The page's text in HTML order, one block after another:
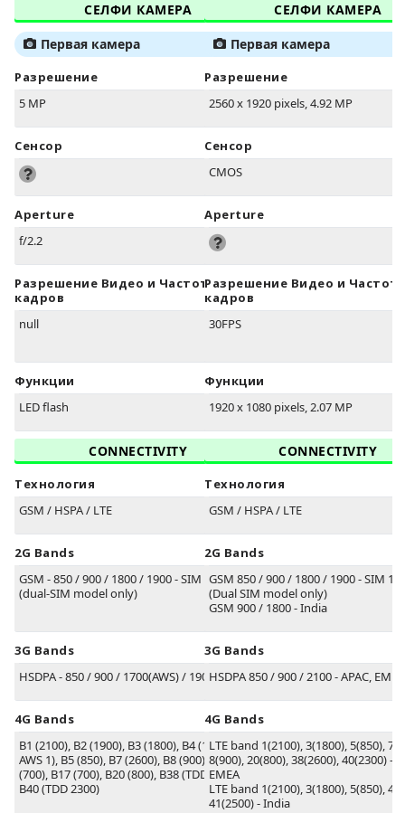
СЕЛФИ КАМЕРА
Первая камера
Разрешение
5 MP
Сенсор
Aperture
f/2.2
Разрешение Видео и Частота
кадров
null
Функции
LED flash
CONNECTIVITY
Технология
GSM / HSPA / LTE
2G Bands
GSM - 850 / 900 / 1800 / 1900 - SIM 1 & SIM 2
(dual-SIM model only)
3G Bands
HSDPA - 850 / 900 / 1700(AWS) / 1900 / 2100
4G Bands
B1 (2100), B2(1900), B3(1800), B4(1700/2100
AWS 1), B5(850), B7(2600), B8(900) , B12
(700), B17(700), B20(800), B38(TDD 2600)
B40(TDD 2300)
СЕЛФИ КАМЕРА
Первая камера
Разрешение
2560 x 1920 pixels, 4.92 MP
Сенсор
CMOS
Aperture
Разрешение Видео и Частота
кадров
30FPS
Функции
1920 x 1080 pixels, 2.07 MP
CONNECTIVITY
Технология
GSM / HSPA / LTE
2G Bands
GSM 850 / 900 / 1800 / 1900 - SIM 1
(Dual SIM model only)
GSM 900 / 1800 - India
3G Bands
HSDPA 850 / 900 / 2100 - APAC,
4G Bands
LTE band 1(2100), 3(1800), 5(850),
8(900), 20(800), 38(2600), 40(2300) -
EMEA
LTE band 1(2100), 3(1800), 5(850),
41(2500) - India